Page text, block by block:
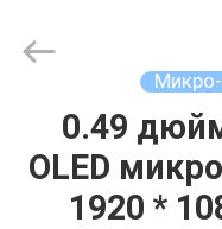
ДОМ
ПРОДУКТЫ
Technology
0.49
OLED
1920 *